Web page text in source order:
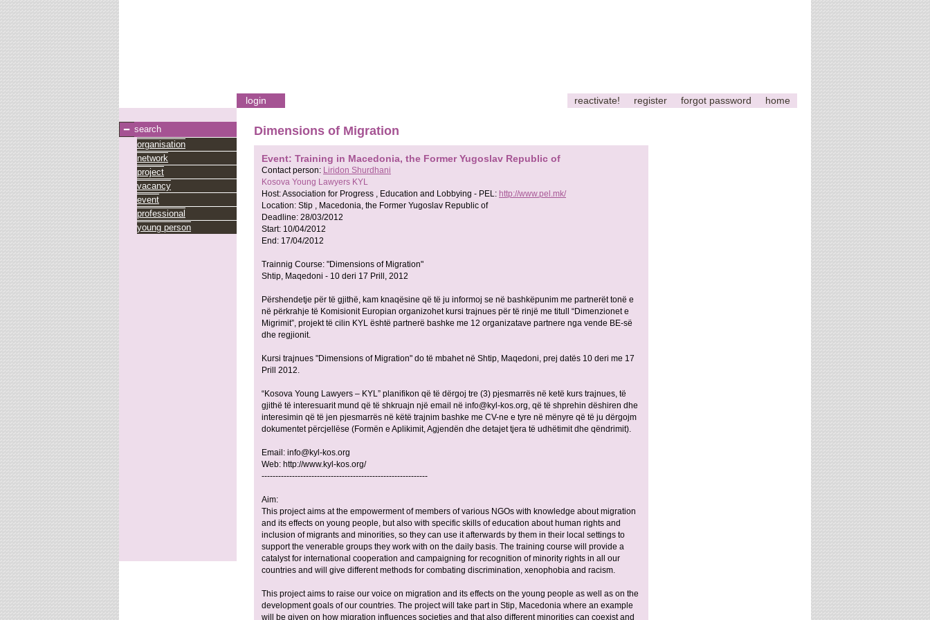
login reactivate! register forgot password home
search
organisation
network
project
vacancy
event
professional
young person
Dimensions of Migration
Event: Training in Macedonia, the Former Yugoslav Republic of
Contact person: Liridon Shurdhani
Kosova Young Lawyers KYL
Host:Association for Progress , Education and Lobbying - PEL: http://www.pel.mk/
Location: Stip , Macedonia, the Former Yugoslav Republic of
Deadline: 28/03/2012
Start: 10/04/2012
End: 17/04/2012
Trainnig Course: "Dimensions of Migration"
Shtip, Maqedoni - 10 deri 17 Prill, 2012
Përshendetje për të gjithë, kam knaqësine që të ju informoj se në bashkëpunim me partnerët tonë e
në përkrahje të Komisionit Europian organizohet kursi trajnues për të rinjë me titull “Dimenzionet e
Migrimit”, projekt të cilin KYL është partnerë bashke me 12 organizatave partnere nga vende BE-së
dhe regjionit.
Kursi trajnues "Dimensions of Migration" do të mbahet në Shtip, Maqedoni, prej datës 10 deri me 17
Prill 2012.
“Kosova Young Lawyers – KYL” planifikon që të dërgoj tre (3) pjesmarrës në ketë kurs trajnues, të
gjithë të interesuarit mund që të shkruajn një email në info@kyl-kos.org, që të shprehin dëshiren dhe
interesimin që të jen pjesmarrës në këtë trajnim bashke me CV-ne e tyre në mënyre që të ju dërgojm
dokumentet përcjellëse (Formën e Aplikimit, Agjendën dhe detajet tjera të udhëtimit dhe qëndrimit).
Email: info@kyl-kos.org
Web: http://www.kyl-kos.org/
------------------------------------------------------------
Aim:
This project aims at the empowerment of members of various NGOs with knowledge about migration
and its effects on young people, but also with specific skills of education about human rights and
inclusion of migrants and minorities, so they can use it afterwards by them in their local settings to
support the venerable groups they work with on the daily basis. The training course will provide a
catalyst for international cooperation and campaigning for recognition of minority rights in all our
countries and will give different methods for combating discrimination, xenophobia and racism.
This project aims to raise our voice on migration and its effects on the young people as well as on the
development goals of our countries. The project will take part in Stip, Macedonia where an example
will be given on how migration influences societies and that also different minorities can coexist and